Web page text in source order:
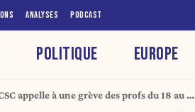
ANALYSES PODCAST
POLITIQUE EUROPE
appelle à une grève des profs du 18 au 27